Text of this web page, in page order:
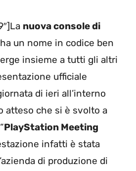
nuova console di
un nome in codice ben
insieme a tutti gli altri
ufficiale
di ieri all’interno
atteso che si è svolto a
PlayStation Meeting
infatti è stata
di produzione di